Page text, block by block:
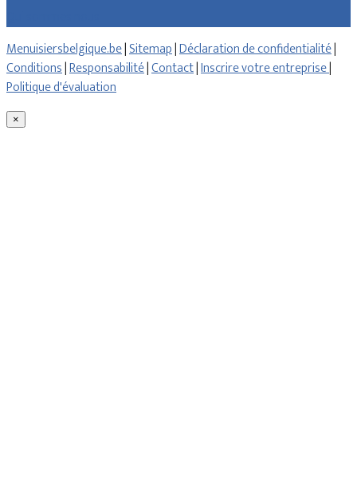
Menuisiersbelgique.be|Sitemap|Déclaration de confidentialité|
Conditions|Responsabilité|Contact|Inscrire votre entreprise|
Politique d'évaluation
×